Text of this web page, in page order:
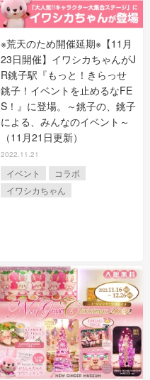
※荒天のため開催延期※【11月
23日開催】イワシカちゃんがJ
R銚子駅『もっと！きらっせ
銚子！イベントを止めるなFE
S！』に登場。～銚子の、銚子
による、みんなのイベント～
（11月21日更新）
2022.11.21
イベント
コラボ
イワシカちゃん